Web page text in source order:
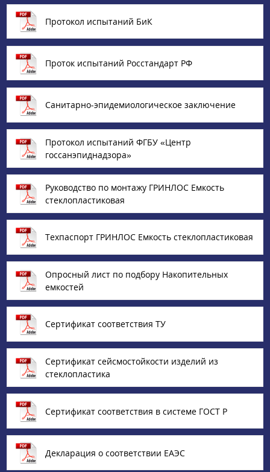
Протокол испытаний БиК
Проток испытаний Росстандарт РФ
Санитарно-эпидемиологическое заключение
Протокол испытаний ФГБУ «Центр
госсанэпиднадзора»
Руководство по монтажу ГРИНЛОС Емкость
стеклопластиковая
Техпаспорт ГРИНЛОС Емкость стеклопластиковая
Опросный лист по подбору Накопительных
емкостей
Сертификат соответствия ТУ
Сертификат сейсмостойкости изделий из
стеклопластика
Сертификат соответствия в системе ГОСТ Р
Декларация о соответствии ЕАЭС